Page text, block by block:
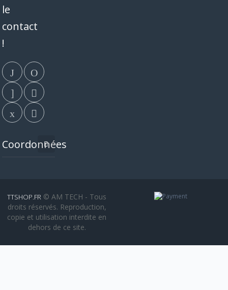
le
contact
!
Coordonnées
TTSHOP.FR © AM TECH - Tous
droits réservés. Reproduction,
copie et utilisation interdite en
dehors de ce site.